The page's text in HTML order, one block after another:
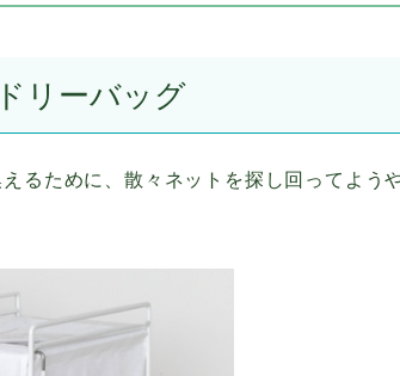
リーバッグ
るために、散々ネットを探し回ってよう